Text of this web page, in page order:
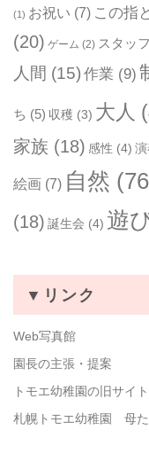
(1) お祝い (7) この指
(20) ゲーム (2) スタッフ
人間 (15) 作業 (9)
ち (5) 収穫 (3) 大人
家族 (18) 感性 (4)
絵画 (7) 自然
(18) 誕生会 (4) 遊
▼リンク
Web写真館
園長の主張・提案
トモエ幼稚園の旧サイト
札幌トモエ幼稚園 母